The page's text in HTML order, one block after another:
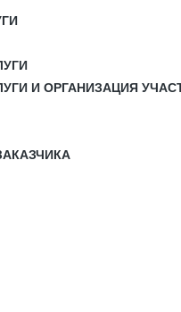
И ОРГАНИЗАЦИЯ